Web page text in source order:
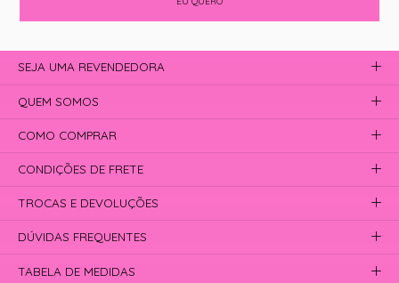
SEJA UMA REVENDEDORA
QUEM SOMOS
COMO COMPRAR
CONDIÇÕES DE FRETE
TROCAS E DEVOLUÇÕES
DÚVIDAS FREQUENTES
TABELA DE MEDIDAS